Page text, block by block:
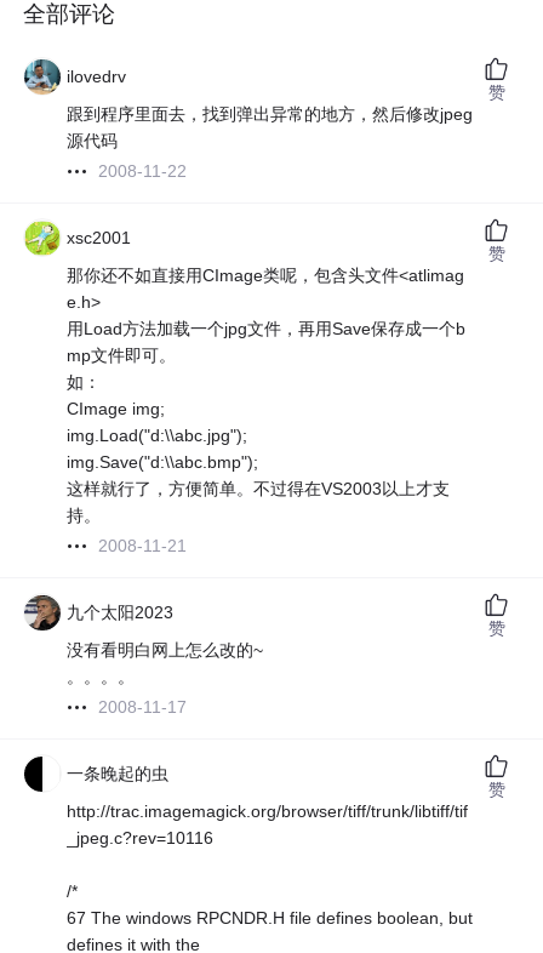
全部评论
ilovedrv
跟到程序里面去，找到弹出异常的地方，然后修改jpeg
源代码
2008-11-22
赞
xsc2001
那你还不如直接用CImage类呢，包含头文件<atlimag
e.h>
用Load方法加载一个jpg文件，再用Save保存成一个b
mp文件即可。
如：
CImage img;
img.Load("d:\\abc.jpg");
img.Save("d:\\abc.bmp");
这样就行了，方便简单。不过得在VS2003以上才支
持。
2008-11-21
赞
九个太阳2023
没有看明白网上怎么改的~
。。。。
2008-11-17
赞
一条晚起的虫
http://trac.imagemagick.org/browser/tiff/trunk/libtiff/tif
_jpeg.c?rev=10116
/*
67 The windows RPCNDR.H file defines boolean, but
defines it with the
赞